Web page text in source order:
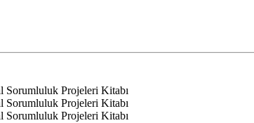
Sorumluluk Projeleri Kitabı
Sorumluluk Projeleri Kitabı
Sorumluluk Projeleri Kitabı